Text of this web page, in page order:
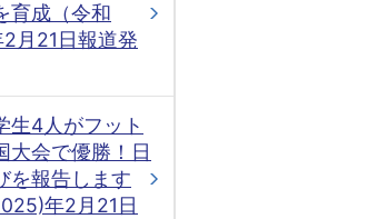
育成（令和
月21日報道発
生4人がフット
大会で優勝！日
を報告します
年2月21日